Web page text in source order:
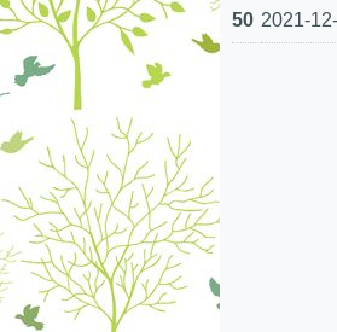
50 2021-